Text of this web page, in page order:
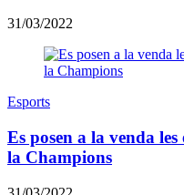
31/03/2022
Esports
Es posen a la venda
la Champions